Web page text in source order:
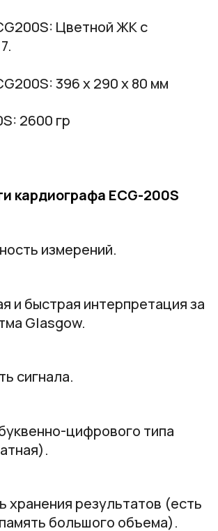
Цветной ЖК с
396 x 290 x 80 мм
2600 гр
кардиографа ECG-200S
измерений.
и быстрая интерпретация за
Glasgow.
сигнала.
цифрового типа
хранения результатов (есть
большого объема).